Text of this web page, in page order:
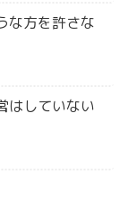
な方を許さな
はしていない